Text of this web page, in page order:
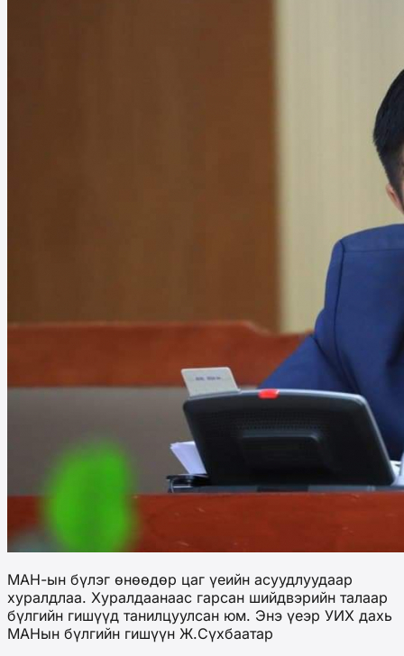
МАН-ын бүлэг өнөөдөр цаг үеийн асуудлуудаар
хуралдлаа. Хуралдаанаас гарсан шийдвэрийн талаар
бүлгийн гишүүд танилцуулсан юм. Энэ үеэр УИХ дахь
МАНын бүлгийн гишүүн Ж.Сүхбаатар